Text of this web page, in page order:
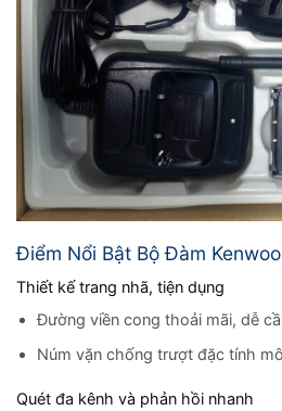
Điểm Nổi Bật Bộ Đàm
Thiết kế trang nhã, tiện dụng
Đường viền cong thoải mãi, dễ
Núm vặn chống trượt đặc tính
Quét đa kênh và phản hồi nhanh